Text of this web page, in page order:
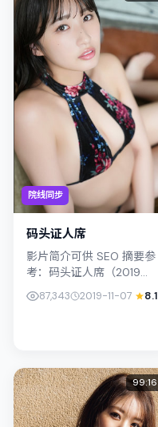
院线同步
码头证人席
影片简介可供 SEO 摘要参
考：码头证人席（2019）
由王小帅执导，主演胡
歌；影片定位爱情，叙事
87,343 2019-11-07 8.1
99:16